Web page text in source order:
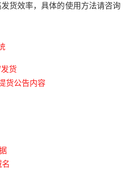
货效率，具体的使用方法请咨询
货
货公告内容